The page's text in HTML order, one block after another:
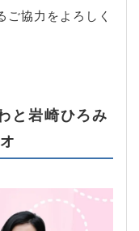
ご協力をよろしく
と岩崎ひろみ